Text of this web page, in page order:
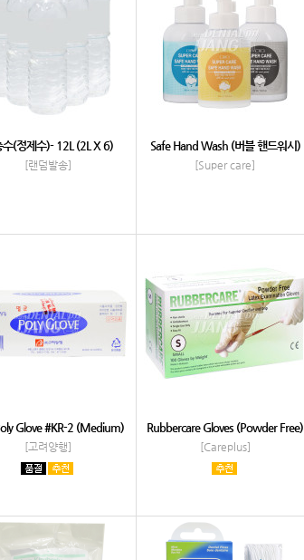
수(정제수)- 12L (2L X 6)
[랜덤발송]
Safe Hand Wash (버블 핸드워시)
[Super care]
Glove #KR-2 (Medium)
[고려양행]
Rubbercare Gloves (Powder Free)
[Careplus]